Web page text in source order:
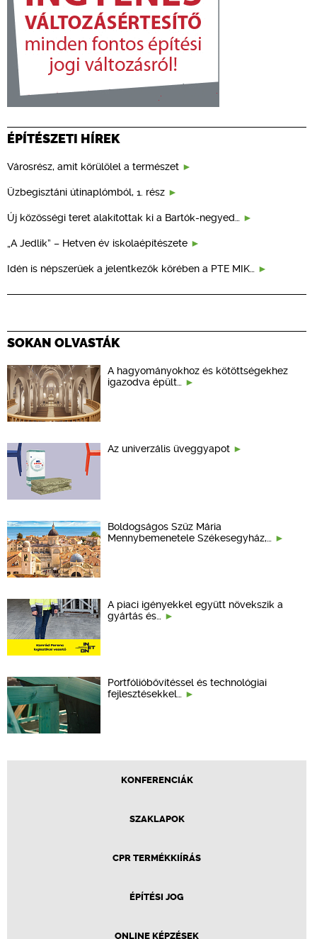
ÉPÍTÉSZETI HÍREK
Városrész, amit körülölel a természet
Üzbegisztáni útinaplómból, 1. rész
Új közösségi teret alakítottak ki a Bartók-negyed…
„A Jedlik” – Hetven év iskolaépítészete
Idén is népszerűek a jelentkezők körében a PTE MIK…
SOKAN OLVASTÁK
A hagyományokhoz és kötöttségekhez
igazodva épült…
Az univerzális üveggyapot
Boldogságos Szűz Mária
Mennybemenetele Székesegyház,…
A piaci igényekkel együtt növekszik a
gyártás és…
Portfólióbővítéssel és technológiai
fejlesztésekkel…
KONFERENCIÁK
SZAKLAPOK
CPR TERMÉKKIÍRÁS
ÉPÍTÉSI JOG
ONLINE KÉPZÉSEK